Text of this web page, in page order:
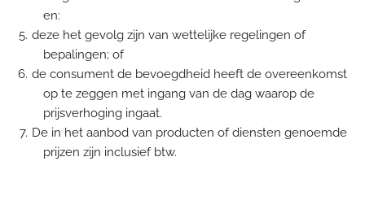
en:
deze het gevolg zijn van wettelijke regelingen of
bepalingen; of
de consument de bevoegdheid heeft de overeenkomst
op te zeggen met ingang van de dag waarop de
prijsverhoging ingaat.
De in het aanbod van producten of diensten genoemde
prijzen zijn inclusief btw.